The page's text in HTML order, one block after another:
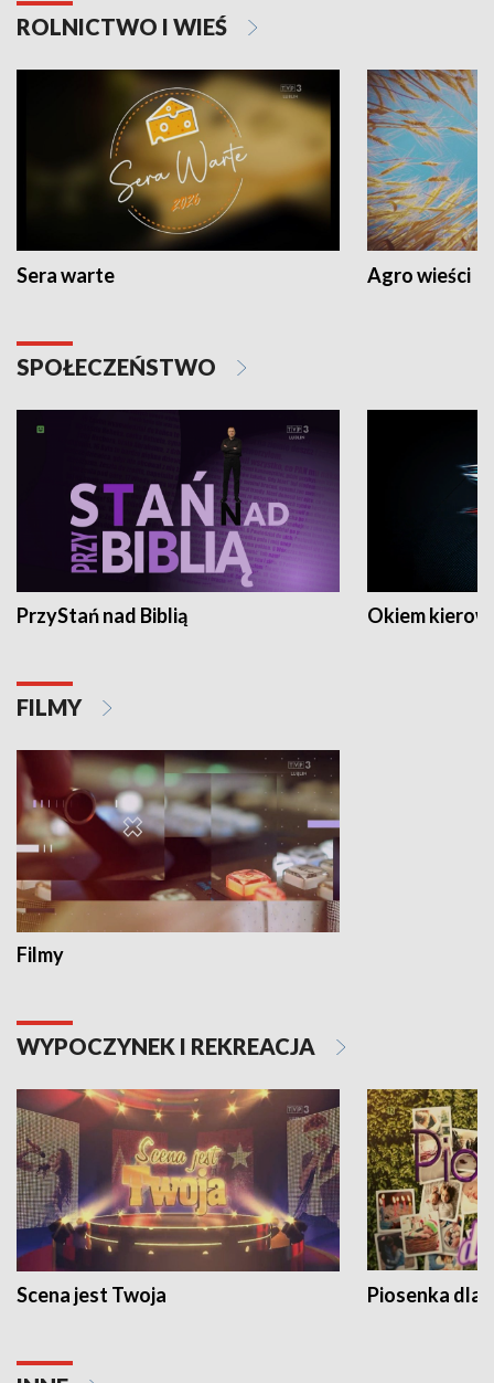
ROLNICTWO I WIEŚ
Sera warte Agro wieści
SPOŁECZEŃSTWO
PrzyStań nad Biblią Okiem
FILMY
Filmy
WYPOCZYNEK I REKREACJA
Scena jest Twoja Piosenka dla